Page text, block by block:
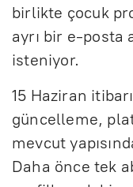
birlikte çocuk
ayrı bir e-
isteniyor.
15 Haziran
güncelleme,
mevcut
Daha önce tek